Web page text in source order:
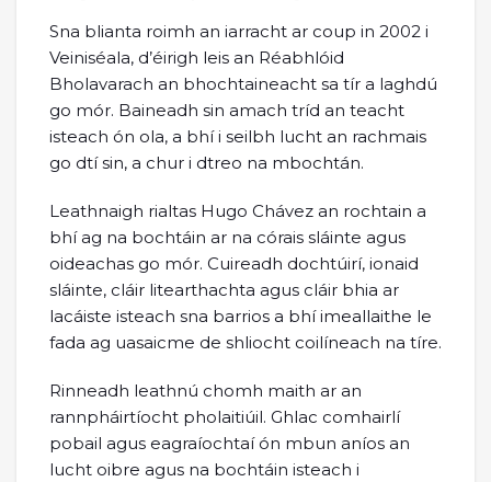
Sna blianta roimh an iarracht ar coup in 2002 i
Veiniséala, d’éirigh leis an Réabhlóid
Bholavarach an bhochtaineacht sa tír a laghdú
go mór. Baineadh sin amach tríd an teacht
isteach ón ola, a bhí i seilbh lucht an rachmais
go dtí sin, a chur i dtreo na mbochtán.
Leathnaigh rialtas Hugo Chávez an rochtain a
bhí ag na bochtáin ar na córais sláinte agus
oideachas go mór. Cuireadh dochtúirí, ionaid
sláinte, cláir litearthachta agus cláir bhia ar
lacáiste isteach sna barrios a bhí imeallaithe le
fada ag uasaicme de shliocht coilíneach na tíre.
Rinneadh leathnú chomh maith ar an
rannpháirtíocht pholaitiúil. Ghlac comhairlí
pobail agus eagraíochtaí ón mbun aníos an
lucht oibre agus na bochtáin isteach i